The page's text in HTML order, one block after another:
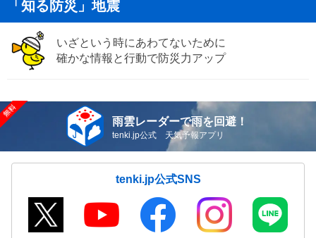
「知る防災」地震
いざという時にあわてないために
確かな情報と行動で防災力アップ
雨雲レーダーで雨を回避！
tenki.jp公式 天気予報アプリ
tenki.jp公式SNS